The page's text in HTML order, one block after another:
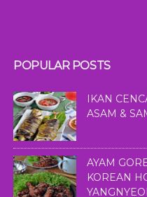
POPULAR POSTS
IKAN
ASAM &
AYAM
KOREAN